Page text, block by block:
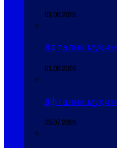
01.08.2026
Ҳафталик
01.08.2026
Ҳафталик
25.07.2026